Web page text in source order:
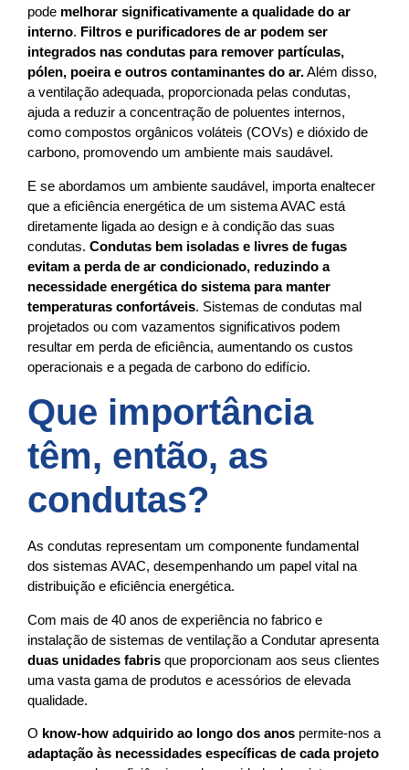
pode melhorar significativamente a qualidade do ar
interno. Filtros e purificadores de ar podem ser
integrados nas condutas para remover partículas,
pólen, poeira e outros contaminantes do ar.Além disso,
a ventilação adequada, proporcionada pelas condutas,
ajuda a reduzir a concentração de poluentes internos,
como compostos orgânicos voláteis (COVs) e dióxido de
carbono, promovendo um ambiente mais saudável.
E se abordamos um ambiente saudável, importa enaltecer
que a eficiência energética de um sistema AVAC está
diretamente ligada ao design e à condição das suas
condutas. Condutas bem isoladas e livres de fugas
evitam a perda de ar condicionado, reduzindo a
necessidade energética do sistema para manter
temperaturas confortáveis. Sistemas de condutas mal
projetados ou com vazamentos significativos podem
resultar em perda de eficiência, aumentando os custos
operacionais e a pegada de carbono do edifício.
Que importância
têm, então, as
condutas?
As condutas representam um componente fundamental
dos sistemas AVAC, desempenhando um papel vital na
distribuição e eficiência energética.
Com mais de 40 anos de experiência no fabrico e
instalação de sistemas de ventilação a Condutar apresenta
duas unidades fabris que proporcionam aos seus clientes
uma vasta gama de produtos e acessórios de elevada
qualidade.
O know-how adquirido ao longo dos anos permite-nos a
adaptação às necessidades específicas de cada projeto